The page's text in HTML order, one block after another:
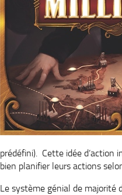
prédéfini). Cette idée d’action
bien planifier leurs actions
Le système génial de majorité